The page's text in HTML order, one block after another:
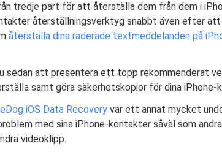
tredje part för att återställa dem från dem i
återställningsverktyg snabbt även efter
återställa dina raderade textmeddelanden på
sedan att presentera ett topp rekommenderat
samt göra säkerhetskopior för dina iPhone-
iOS Data Recovery var ett annat mycket
med sina iPhone-kontakter såväl som
videoklipp.